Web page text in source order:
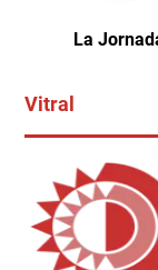
La
Vitral